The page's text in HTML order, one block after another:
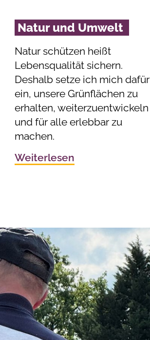
Natur und Umwelt
Natur schützen heißt
Lebensqualität sichern.
Deshalb setze ich mich dafür
ein, unsere Grünflächen zu
erhalten, weiterzuentwickeln
und für alle erlebbar zu
machen.
Weiterlesen